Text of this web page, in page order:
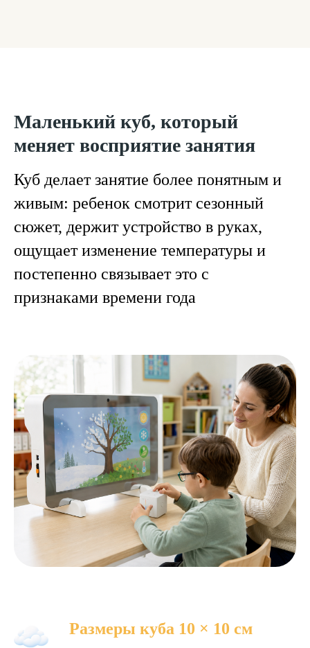
Маленький куб, который
меняет восприятие занятия
Куб делает занятие более понятным и
живым: ребенок смотрит сезонный
сюжет, держит устройство в руках,
ощущает изменение температуры и
постепенно связывает это с
признаками времени года
Размеры куба 10 × 10 см